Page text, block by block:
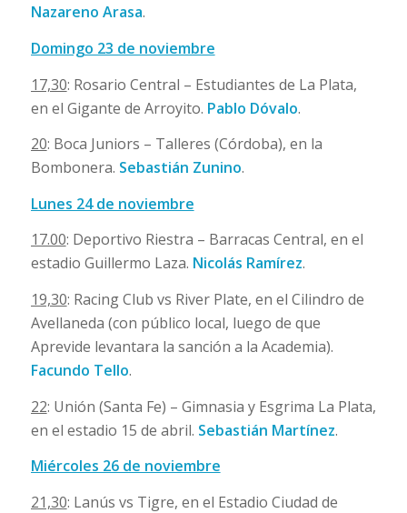
Nazareno Arasa.
Domingo 23 de noviembre
17,30: Rosario Central – Estudiantes de La Plata,
en el Gigante de Arroyito. Pablo Dóvalo.
20: Boca Juniors – Talleres (Córdoba), en la
Bombonera. Sebastián Zunino.
Lunes 24 de noviembre
17.00: Deportivo Riestra – Barracas Central, en el
estadio Guillermo Laza. Nicolás Ramírez.
19,30: Racing Club vs River Plate, en el Cilindro de
Avellaneda (con público local, luego de que
Aprevide levantara la sanción a la Academia).
Facundo Tello.
22: Unión (Santa Fe) – Gimnasia y Esgrima La Plata,
en el estadio 15 de abril. Sebastián Martínez.
Miércoles 26 de noviembre
21,30: Lanús vs Tigre, en el Estadio Ciudad de